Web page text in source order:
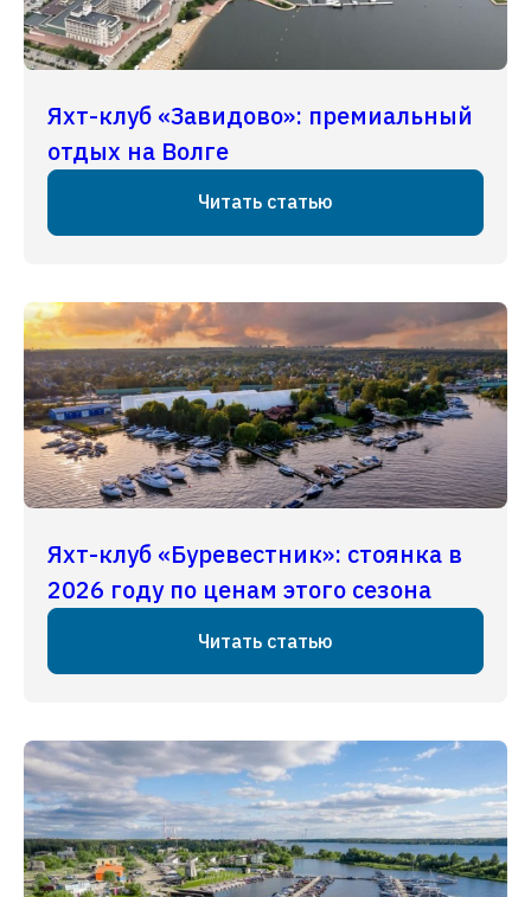
Яхт-клуб «Завидово»: премиальный
отдых на Волге
Читать статью
Яхт-клуб «Буревестник»: стоянка в
2026 году по ценам этого сезона
Читать статью